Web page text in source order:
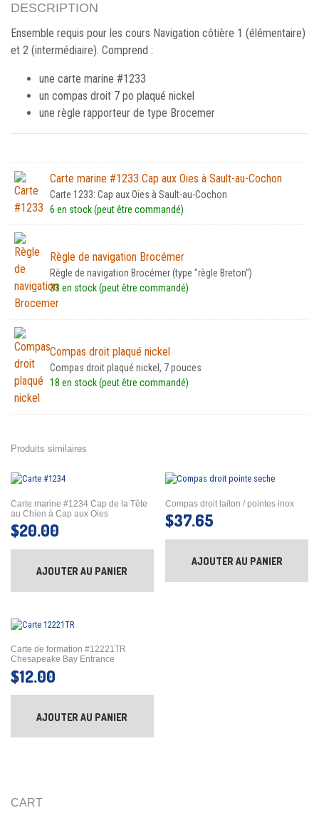
DESCRIPTION
Ensemble requis pour les cours Navigation côtière 1 (élémentaire)
et 2 (intermédiaire). Comprend :
une carte marine #1233
un compas droit 7 po plaqué nickel
une règle rapporteur de type Brocemer
Carte marine #1233 Cap aux Oies à Sault-au-Cochon
Carte 1233: Cap aux Oies à Sault-au-Cochon
6 en stock (peut être commandé)
Règle de navigation Brocémer
Règle de navigation Brocémer (type "règle Breton")
33 en stock (peut être commandé)
Compas droit plaqué nickel
Compas droit plaqué nickel, 7 pouces
18 en stock (peut être commandé)
Produits similaires
Carte marine #1234 Cap de la Tête
au Chien à Cap aux Oies
$20.00
AJOUTER AU PANIER
Compas droit laiton / pointes inox
$37.65
AJOUTER AU PANIER
Carte de formation #12221TR
Chesapeake Bay Entrance
$12.00
AJOUTER AU PANIER
CART